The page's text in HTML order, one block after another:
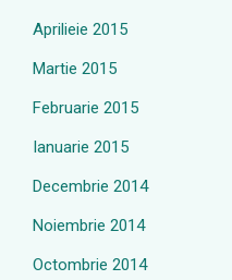
Aprilieie 2015
Martie 2015
Februarie 2015
Ianuarie 2015
Decembrie 2014
Noiembrie 2014
Octombrie 2014